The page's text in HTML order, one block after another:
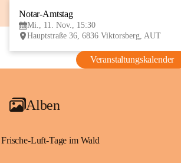
Notar-Amtstag
Mi., 11. Nov., 15:30
Hauptstraße 36, 6836 Viktorsberg, AUT
Veranstaltungskalender
Alben
Frische-Luft-Tage im Wald